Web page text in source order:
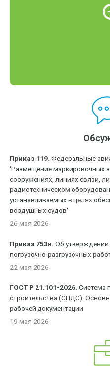
Приказ 119. Федеральные
'Размещение маркировочных
сооружениях, линиях связи,
радиотехническом
устанавливаемых в целях
воздушных судов'
26 мая 2026
Приказ 753н. Об утверждении
погрузочно-разгрузочных
22 мая 2026
ГОСТ Р 21.101-2026. Система
строительства (СПДС).
рабочей документации
19 мая 2026